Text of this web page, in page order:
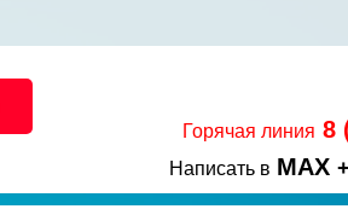
Горячая линия 8
Написать в MAX